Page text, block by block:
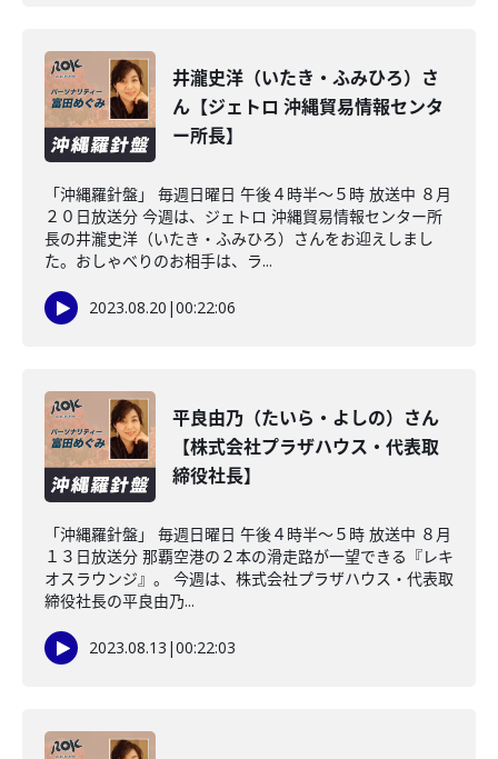
井瀧史洋（いたき・ふみひろ）さ
ん【ジェトロ 沖縄貿易情報センタ
ー所長】
「沖縄羅針盤」 毎週日曜日 午後４時半～５時 放送中 ８月
２０日放送分 今週は、ジェトロ 沖縄貿易情報センター所
長の井瀧史洋（いたき・ふみひろ）さんをお迎えしまし
た。おしゃべりのお相手は、ラ...
2023.08.20 |00:22:06
平良由乃（たいら・よしの）さん
【株式会社プラザハウス・代表取
締役社長】
「沖縄羅針盤」 毎週日曜日 午後４時半～５時 放送中 ８月
１３日放送分 那覇空港の２本の滑走路が一望できる『レキ
オスラウンジ』。 今週は、株式会社プラザハウス・代表取
締役社長の平良由乃...
2023.08.13 |00:22:03